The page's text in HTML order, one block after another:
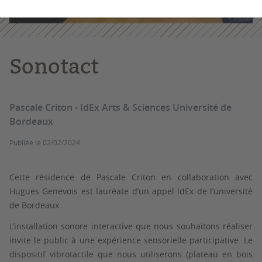
Sonotact
Pascale Criton - IdEx Arts & Sciences Université de
Bordeaux
Publiée le 02/02/2024
Cette résidence de Pascale Criton en collaboration avec
Hugues Genevois est lauréate d’un appel IdEx de l’université
de Bordeaux.
L’installation sonore interactive que nous souhaitons réaliser
invite le public à une expérience sensorielle participative. Le
dispositif vibrotactile que nous utiliserons (plateau en bois